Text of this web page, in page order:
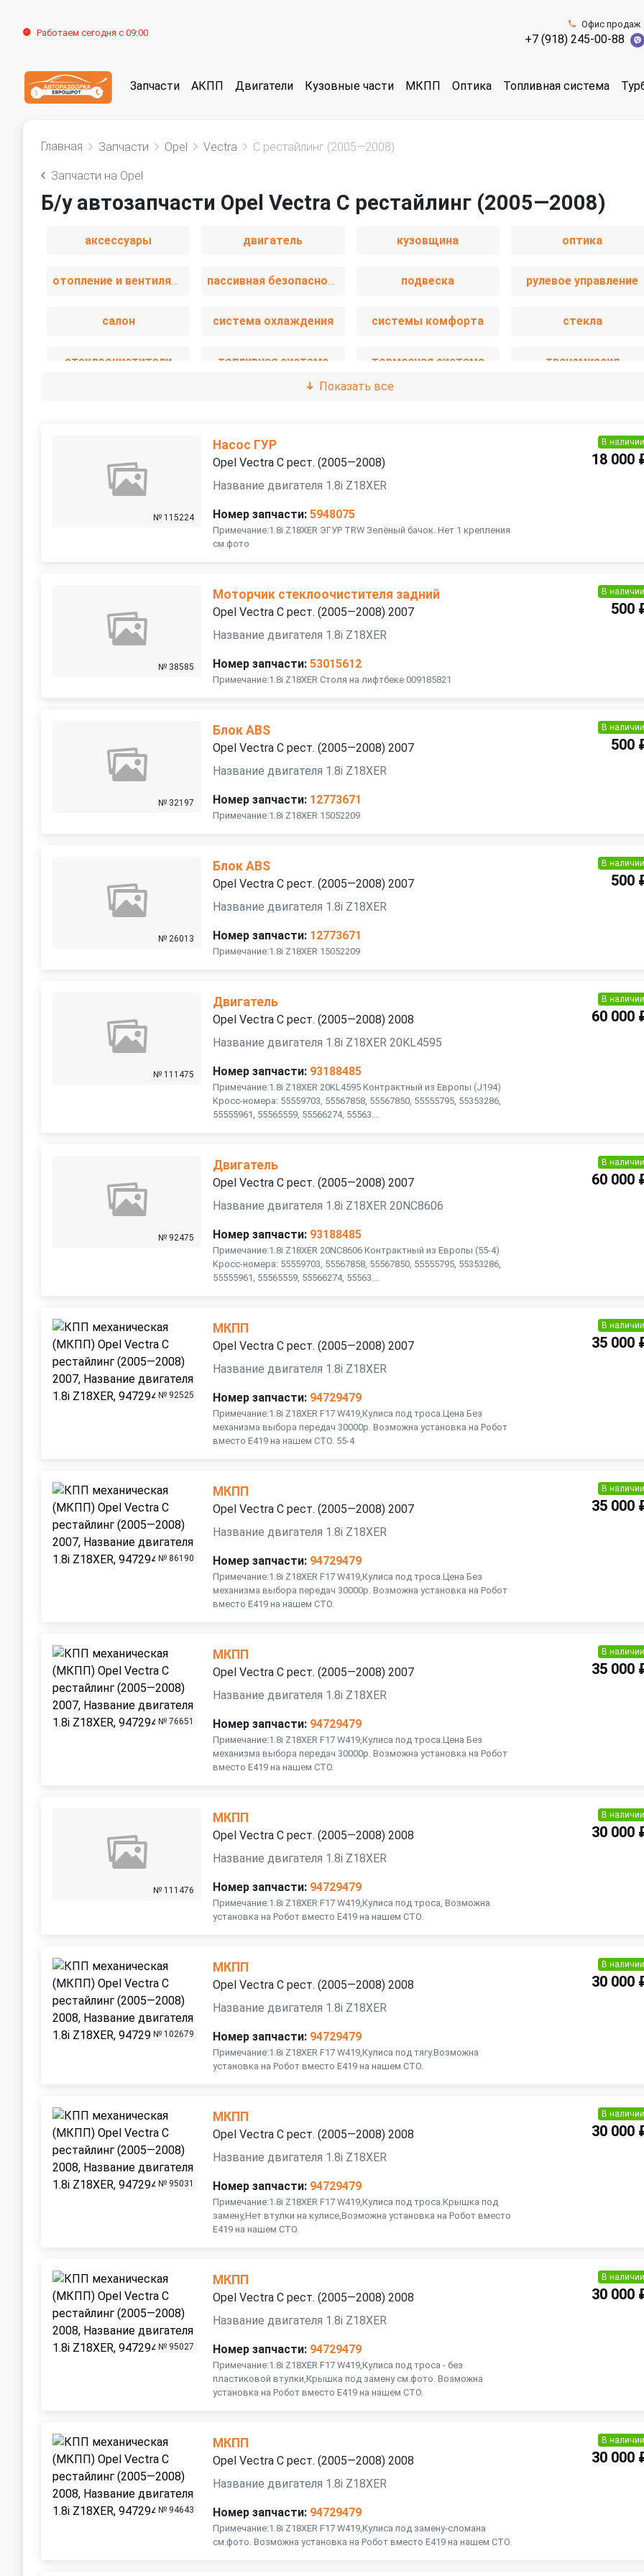
Работаем сегодня с 09:00
Офис продаж
+7 (918) 245-00-88
Запчасти АКПП Двигатели Кузовные части МКПП Оптика Топливная система
Главная Запчасти Opel Vectra C рестайлинг (2005—2008)
Запчасти на Opel
Б/у автозапчасти Opel Vectra C рестайлинг (2005—2008)
аксессуары двигатель кузовщина оптика
отопление и вентиляция пассивная безопасность подвеска рулевое управление
салон система охлаждения системы комфорта стекла
стеклоочистители топливная система тормозная система трансмиссия
Показать все
№ 115224
Насос ГУР
Opel Vectra C рест. (2005—2008)
Название двигателя 1.8i Z18XER
Номер запчасти: 5948075
Примечание:1.8i Z18XER ЭГУР TRW Зелёный бачок. Нет 1 крепления
см.фото
В наличии
18 000
№ 38585
Моторчик стеклоочистителя задний
Opel Vectra C рест. (2005—2008) 2007
Название двигателя 1.8i Z18XER
Номер запчасти: 53015612
Примечание:1.8i Z18XER Столя на лифтбеке 009185821
В наличии
500
№ 32197
Блок ABS
Opel Vectra C рест. (2005—2008) 2007
Название двигателя 1.8i Z18XER
Номер запчасти: 12773671
Примечание:1.8i Z18XER 15052209
В наличии
500
№ 26013
Блок ABS
Opel Vectra C рест. (2005—2008) 2007
Название двигателя 1.8i Z18XER
Номер запчасти: 12773671
Примечание:1.8i Z18XER 15052209
В наличии
500
№ 111475
Двигатель
Opel Vectra C рест. (2005—2008) 2008
Название двигателя 1.8i Z18XER 20KL4595
Номер запчасти: 93188485
Примечание:1.8i Z18XER 20KL4595 Контрактный из Европы (J194)
Kрocc-номеpa: 55559703, 55567858, 55567850, 55555795, 55353286,
55555961, 55565559, 55566274, 55563...
В наличии
60 000
№ 92475
Двигатель
Opel Vectra C рест. (2005—2008) 2007
Название двигателя 1.8i Z18XER 20NC8606
Номер запчасти: 93188485
Примечание:1.8i Z18XER 20NC8606 Контрактный из Европы (55-4)
Kрocc-номеpa: 55559703, 55567858, 55567850, 55555795, 55353286,
55555961, 55565559, 55566274, 55563...
В наличии
60 000
№ 92525
МКПП
Opel Vectra C рест. (2005—2008) 2007
Название двигателя 1.8i Z18XER
Номер запчасти: 94729479
Примечание:1.8i Z18XER F17 W419,Кулиса под троса.Цена Без
механизма выбора передач 30000р. Возможна установка на Робот
вместо E419 на нашем СТО. 55-4
В наличии
35 000
№ 86190
МКПП
Opel Vectra C рест. (2005—2008) 2007
Название двигателя 1.8i Z18XER
Номер запчасти: 94729479
Примечание:1.8i Z18XER F17 W419,Кулиса под троса.Цена Без
механизма выбора передач 30000р. Возможна установка на Робот
вместо E419 на нашем СТО.
В наличии
35 000
№ 76651
МКПП
Opel Vectra C рест. (2005—2008) 2007
Название двигателя 1.8i Z18XER
Номер запчасти: 94729479
Примечание:1.8i Z18XER F17 W419,Кулиса под троса.Цена Без
механизма выбора передач 30000р. Возможна установка на Робот
вместо E419 на нашем СТО.
В наличии
35 000
№ 111476
МКПП
Opel Vectra C рест. (2005—2008) 2008
Название двигателя 1.8i Z18XER
Номер запчасти: 94729479
Примечание:1.8i Z18XER F17 W419,Кулиса под троса, Возможна
установка на Робот вместо E419 на нашем СТО.
В наличии
30 000
№ 102679
МКПП
Opel Vectra C рест. (2005—2008) 2008
Название двигателя 1.8i Z18XER
Номер запчасти: 94729479
Примечание:1.8i Z18XER F17 W419,Кулиса под тягу.Возможна
установка на Робот вместо E419 на нашем СТО.
В наличии
30 000
№ 95031
МКПП
Opel Vectra C рест. (2005—2008) 2008
Название двигателя 1.8i Z18XER
Номер запчасти: 94729479
Примечание:1.8i Z18XER F17 W419,Кулиса под троса.Крышка под
замену,Нет втулки на кулисе,Возможна установка на Робот вместо
E419 на нашем СТО.
В наличии
30 000
№ 95027
МКПП
Opel Vectra C рест. (2005—2008) 2008
Название двигателя 1.8i Z18XER
Номер запчасти: 94729479
Примечание:1.8i Z18XER F17 W419,Кулиса под троса - без
пластиковой втулки,Крышка под замену см.фото. Возможна
установка на Робот вместо E419 на нашем СТО.
В наличии
30 000
№ 94643
МКПП
Opel Vectra C рест. (2005—2008) 2008
Название двигателя 1.8i Z18XER
Номер запчасти: 94729479
Примечание:1.8i Z18XER F17 W419,Кулиса под замену-сломана
см.фото. Возможна установка на Робот вместо E419 на нашем СТО.
В наличии
30 000